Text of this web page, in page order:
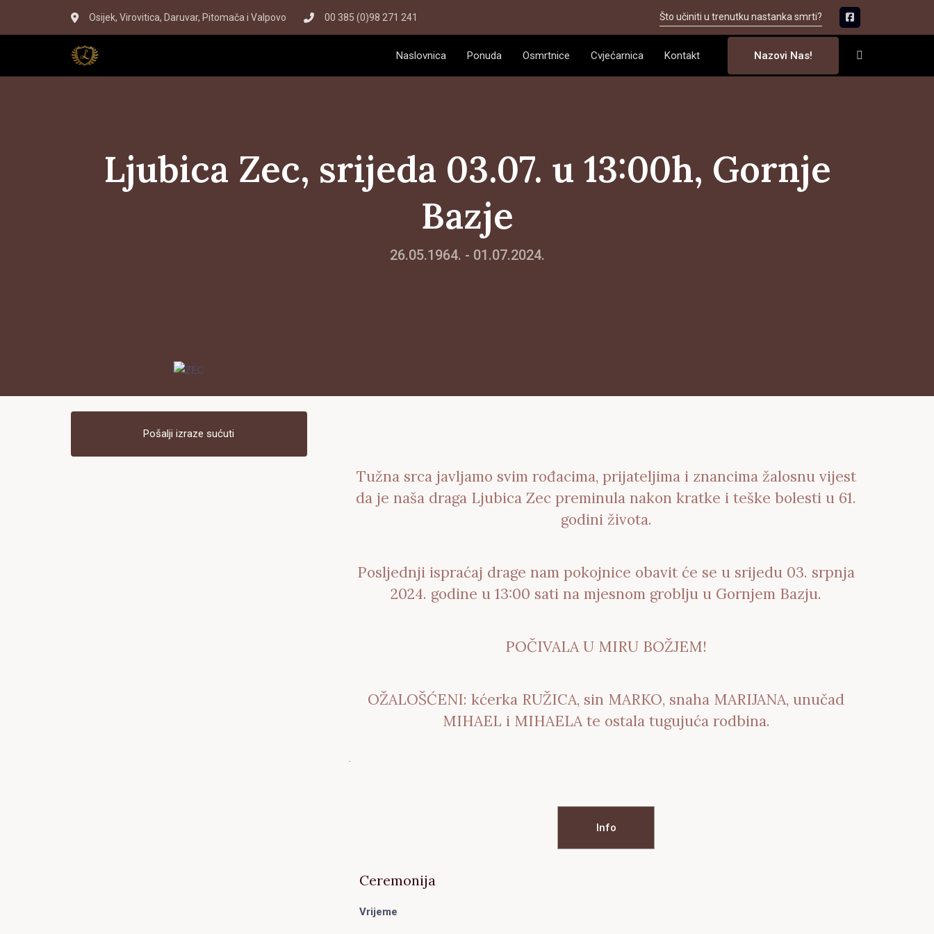
Osijek, Virovitica, Daruvar, Pitomača i Valpovo 00 385 (0)98 271 241 Što učiniti u trenutku nastanka smrti?
Naslovnica Ponuda Osmrtnice Cvjećarnica Kontakt Nazovi Nas!
Ljubica Zec, srijeda 03.07. u 13:00h, Gornje
Bazje
26.05.1964. - 01.07.2024.
Pošalji izraze sućuti
Tužna srca javljamo svim rođacima, prijateljima i znancima žalosnu vijest
da je naša draga Ljubica Zec preminula nakon kratke i teške bolesti u 61.
godini života.
Posljednji ispraćaj drage nam pokojnice obavit će se u srijedu 03. srpnja
2024. godine u 13:00 sati na mjesnom groblju u Gornjem Bazju.
POČIVALA U MIRU BOŽJEM!
OŽALOŠĆENI: kćerka RUŽICA, sin MARKO, snaha MARIJANA, unučad
MIHAEL i MIHAELA te ostala tugujuća rodbina.
.
Info
Ceremonija
Vrijeme